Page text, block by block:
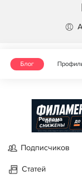
Блог
Реклама
Подписчиков
Статей